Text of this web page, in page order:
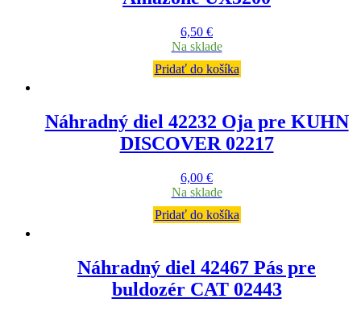
6,50 €
Na sklade
Pridať do košíka
Náhradný diel 42232 Oja pre KUHN
DISCOVER 02217
6,00 €
Na sklade
Pridať do košíka
Náhradný diel 42467 Pás pre
buldozér CAT 02443